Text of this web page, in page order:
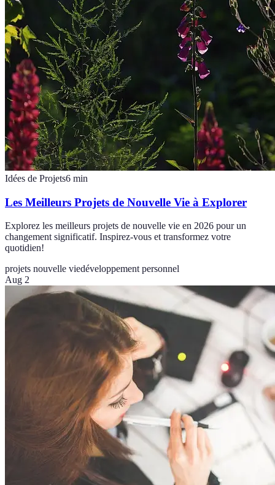
Idées de Projets6 min
Les Meilleurs Projets de Nouvelle Vie à Explorer
Explorez les meilleurs projets de nouvelle vie en 2026 pour un
changement significatif. Inspirez-vous et transformez votre
quotidien!
projets nouvelle viedéveloppement personnel
Aug 2